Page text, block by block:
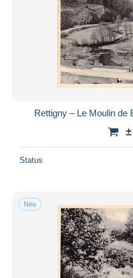
Rettigny – Le Moulin de
Status
Neu